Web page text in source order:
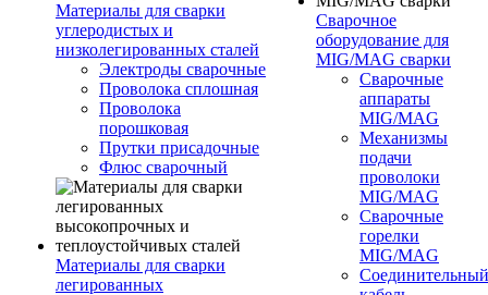
Материалы для сварки
углеродистых и
низколегированных сталей
Электроды сварочные
Проволока сплошная
Проволока
порошковая
Прутки присадочные
Флюс сварочный
Материалы для сварки
легированных
Сварочное
оборудование для
MIG/MAG сварки
Сварочные
аппараты
MIG/MAG
Механизмы
подачи
проволоки
MIG/MAG
Сварочные
горелки
MIG/MAG
Соединительный